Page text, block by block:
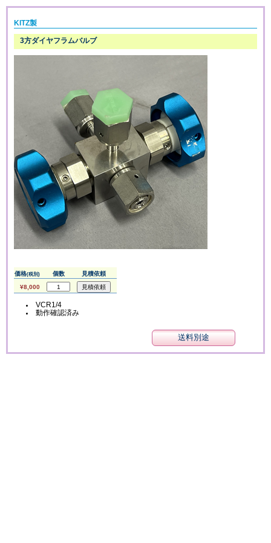
KITZ製
3方ダイヤフラムバルブ
価格(税別) 個数
見積依頼
¥8,000
VCR1/4
動作確認済み
送料別途